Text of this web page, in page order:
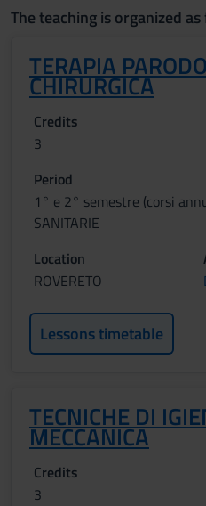
The teaching is organized
TERAPIA
CHIRURGICA
Credits
3
Period
1° e 2° semestre (corsi
SANITARIE
Location
ROVERETO
Lessons timetable
TECNICHE DI
MECCANICA
Credits
3